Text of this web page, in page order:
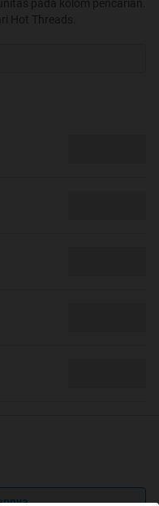
pada kolom pencarian.
Hot Threads.